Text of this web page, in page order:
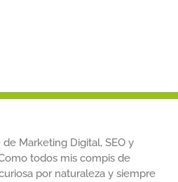
Marketing Digital, SEO y
todos mis compis de
por naturaleza y siempre